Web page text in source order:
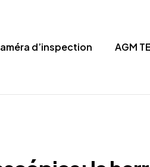
d’inspection AGM